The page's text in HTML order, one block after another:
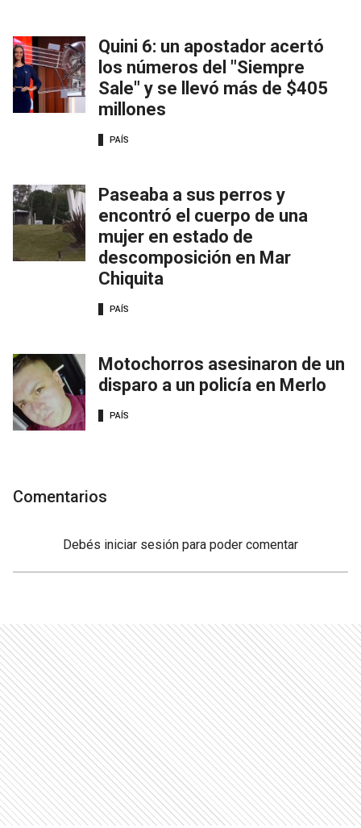
Quini 6: un apostador acertó
los números del "Siempre
Sale" y se llevó más de $405
millones
PAÍS
Paseaba a sus perros y
encontró el cuerpo de una
mujer en estado de
descomposición en Mar
Chiquita
PAÍS
Motochorros asesinaron de un
disparo a un policía en Merlo
PAÍS
Comentarios
Debés iniciar sesión para poder comentar